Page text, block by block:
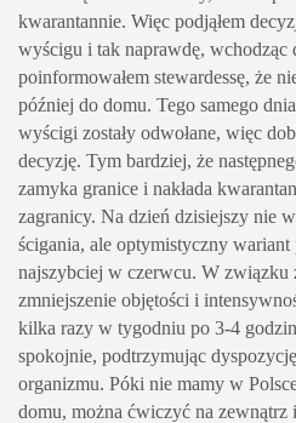
kwarantannie. Więc podjąłem
wyścigu i tak naprawdę, wchodząc
poinformowałem stewardessę, że
później do domu. Tego samego
wyścigi zostały odwołane, więc
decyzję. Tym bardziej, że
zamyka granice i nakłada
zagranicy. Na dzień dzisiejszy nie
ścigania, ale optymistyczny
najszybciej w czerwcu. W związku
zmniejszenie objętości i
kilka razy w tygodniu po 3-4
spokojnie, podtrzymując
organizmu. Póki nie mamy w
domu, można ćwiczyć na